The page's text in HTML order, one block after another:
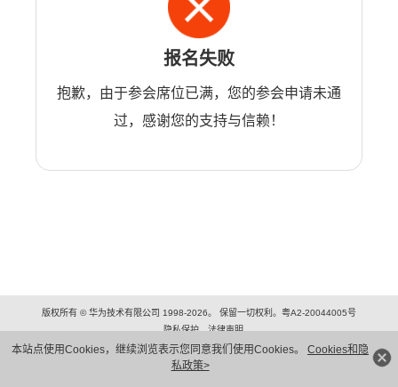
本站点使用Cookies，继续浏览表示您同意我们使用Cookies。 Cookies和隐
私政策>
报名失败
抱歉，由于参会席位已满，您的参会申请未通
过，感谢您的支持与信赖！
版权所有 © 华为技术有限公司 1998-2026。 保留一切权利。粤A2-20044005号
隐私保护
法律声明